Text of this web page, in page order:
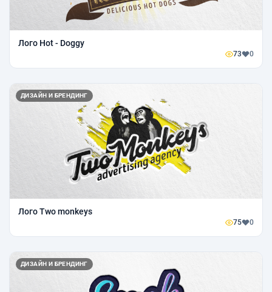
Лого Hot - Doggy
73 0
ДИЗАЙН И БРЕНДИНГ
Лого Two monkeys
75 0
ДИЗАЙН И БРЕНДИНГ